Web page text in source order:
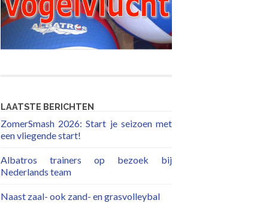
LAATSTE BERICHTEN
ZomerSmash 2026: Start je seizoen met
een vliegende start!
Albatros trainers op bezoek bij
Nederlands team
Naast zaal- ook zand- en grasvolleybal